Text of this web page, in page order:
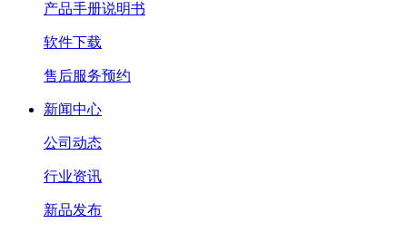
产品手册说明书
软件下载
售后服务预约
新闻中心
公司动态
行业资讯
新品发布